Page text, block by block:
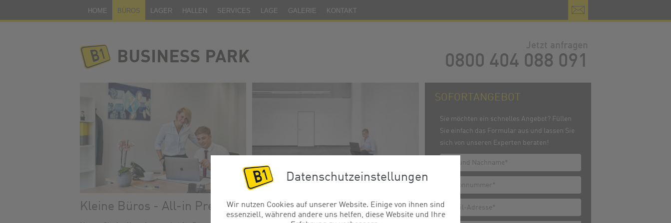
Datenschutzeinstellungen
Wir nutzen Cookies auf unserer Website. Einige von ihnen sind
essenziell, während andere uns helfen, diese Website und Ihre
HOME BÜROS LAGER HALLEN SERVICES LAGE GALERIE KONTAKT
Jetzt anfragen
0800 404 088 091
Kleine Büros - All-in Preise Klassische Büroflächen
SOFORTANGEBOT
Sie möchten ein schnelles Angebot? Füllen
Sie einfach das Formular aus und lassen Sie
sich von unseren Experten beraten!